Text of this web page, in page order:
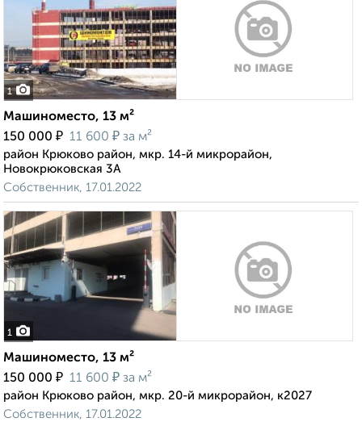
1
Машиноместо, 13 м²
150 000 ₽ 11 600 ₽ за м²
район Крюково район, мкр. 14-й микрорайон,
Новокрюковская 3А
Собственник, 17.01.2022
1
Машиноместо, 13 м²
150 000 ₽ 11 600 ₽ за м²
район Крюково район, мкр. 20-й микрорайон, к2027
Собственник, 17.01.2022